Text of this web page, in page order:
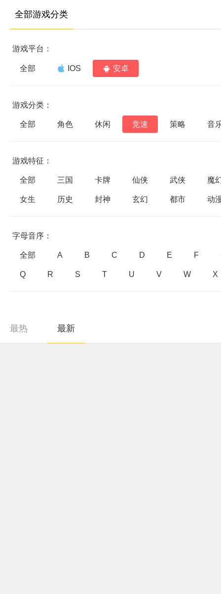
全部游戏分类
游戏平台：
全部 IOS 安卓
游戏分类：
全部 角色 休闲 竞速 策略 音
游戏特征：
全部 三国 卡牌 仙侠 武侠 魔
女生 历史 封神 玄幻 都市 动
字母音序：
全部 A B C D E F
Q R S T U V W X
最热 最新